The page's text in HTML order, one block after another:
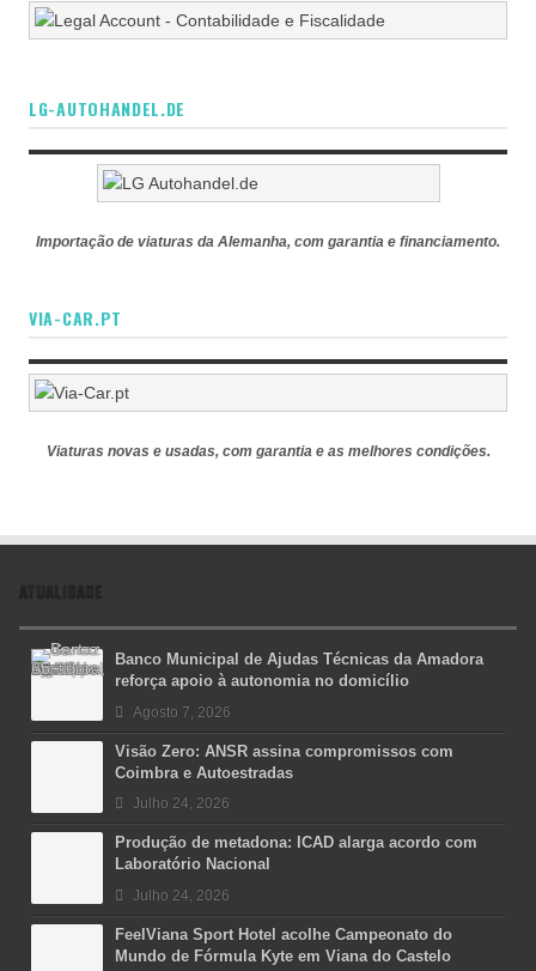
LG-AUTOHANDEL.DE
Importação de viaturas da Alemanha, com garantia e financiamento.
VIA-CAR.PT
Viaturas novas e usadas, com garantia e as melhores condições.
ATUALIDADE
Banco Municipal de Ajudas Técnicas da Amadora
reforça apoio à autonomia no domicílio
Agosto 7, 2026
Visão Zero: ANSR assina compromissos com
Coimbra e Autoestradas
Julho 24, 2026
Produção de metadona: ICAD alarga acordo com
Laboratório Nacional
Julho 24, 2026
FeelViana Sport Hotel acolhe Campeonato do
Mundo de Fórmula Kyte em Viana do Castelo